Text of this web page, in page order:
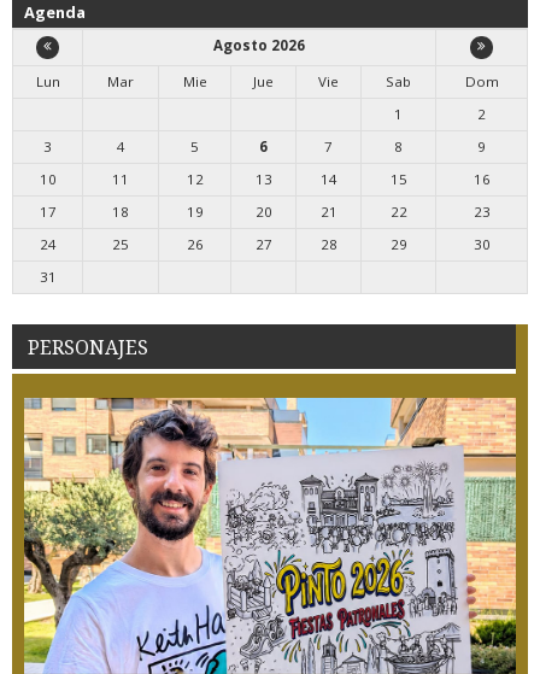
Agenda
Agosto 2026
Lun
Mar Mie Jue Vie Sab
Dom
1
2
3
4 5 6 7 8
9
10
11 12 13 14 15
16
17
18 19 20 21 22
23
24
25 26 27 28 29
30
31
PERSONAJES